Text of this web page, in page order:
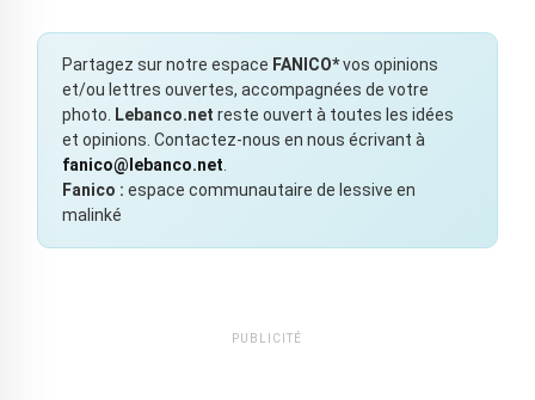
Partagez sur notre espace FANICO*vos opinions
et/ou lettres ouvertes, accompagnées de votre
photo. Lebanco.net reste ouvert à toutes les idées
et opinions. Contactez-nous en nous écrivant à
fanico@lebanco.net.
Fanico : espace communautaire de lessive en
malinké
PUBLICITÉ